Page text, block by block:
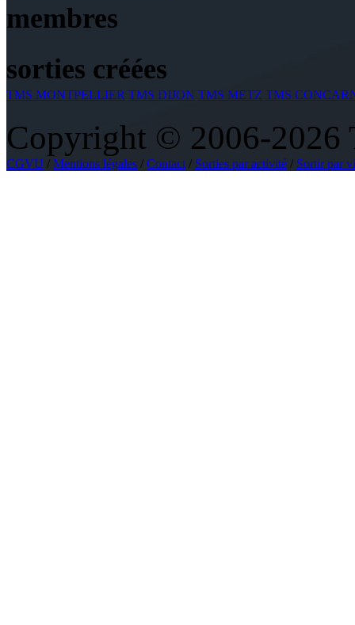
membres
sorties créées
TMS MONTPELLIER TMS DIJON TMS METZ TMS
Copyright © 2006-2026
CGVU / Mentions légales / Contact / Sorties par activité / Sortir par